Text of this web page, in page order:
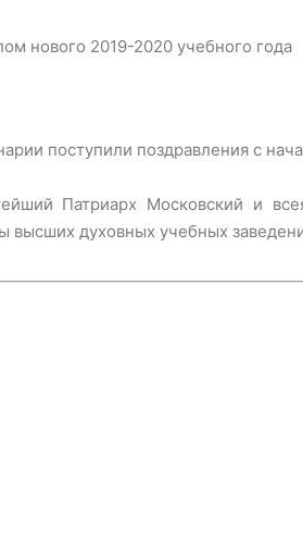
нового 2019-2020 учебного года
поступили поздравления с
Патриарх Московский и
высших духовных учебных